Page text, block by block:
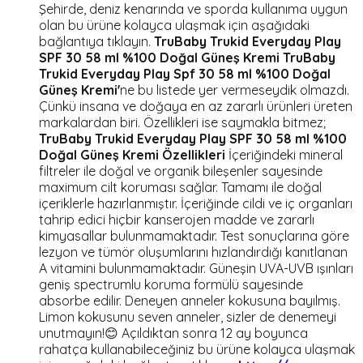
Şehirde, deniz kenarında ve sporda kullanıma uygun
olan bu ürüne kolayca ulaşmak için aşağıdaki
bağlantıya tıklayın. TruBaby Trukid Everyday Play
SPF 30 58 ml %100 Doğal Güneş Kremi TruBaby
Trukid Everyday Play Spf 30 58 ml %100 Doğal
Güneş Kremi'ne bu listede yer vermeseydik olmazdı.
Çünkü insana ve doğaya en az zararlı ürünleri üreten
markalardan biri. Özellikleri ise saymakla bitmez;
TruBaby Trukid Everyday Play SPF 30 58 ml %100
Doğal Güneş Kremi Özellikleri İçeriğindeki mineral
filtreler ile doğal ve organik bileşenler sayesinde
maximum cilt koruması sağlar. Tamamı ile doğal
içeriklerle hazırlanmıştır. İçeriğinde cildi ve iç organları
tahrip edici hiçbir kanserojen madde ve zararlı
kimyasallar bulunmamaktadır. Test sonuçlarına göre
lezyon ve tümör oluşumlarını hızlandırdığı kanıtlanan
A vitamini bulunmamaktadır. Güneşin UVA-UVB ışınları
geniş spectrumlu koruma formülü sayesinde
absorbe edilir. Deneyen anneler kokusuna bayılmış.
Limon kokusunu seven anneler, sizler de denemeyi
unutmayın!😊 Açıldıktan sonra 12 ay boyunca
rahatça kullanabileceğiniz bu ürüne kolayca ulaşmak